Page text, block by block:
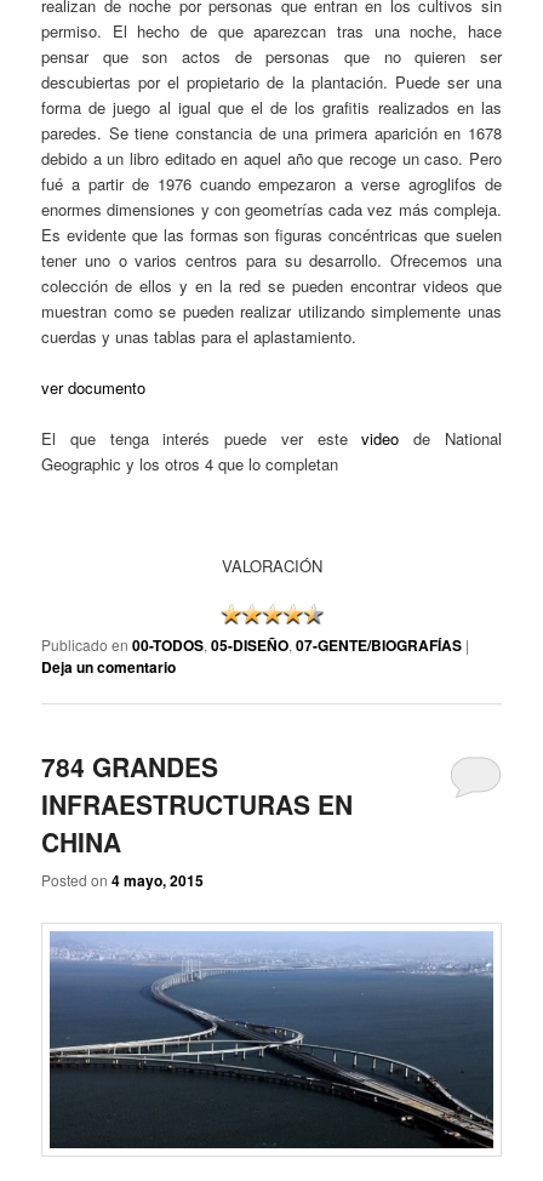
realizan de noche por personas que entran en los cultivos sin
permiso. El hecho de que aparezcan tras una noche, hace
pensar que son actos de personas que no quieren ser
descubiertas por el propietario de la plantación. Puede ser una
forma de juego al igual que el de los grafitis realizados en las
paredes. Se tiene constancia de una primera aparición en 1678
debido a un libro editado en aquel año que recoge un caso. Pero
fué a partir de 1976 cuando empezaron a verse agroglifos de
enormes dimensiones y con geometrías cada vez más compleja.
Es evidente que las formas son figuras concéntricas que suelen
tener uno o varios centros para su desarrollo. Ofrecemos una
colección de ellos y en la red se pueden encontrar videos que
muestran como se pueden realizar utilizando simplemente unas
cuerdas y unas tablas para el aplastamiento.
ver documento
El que tenga interés puede ver estevideo de National
Geographic y los otros 4 que lo completan
VALORACIÓN
Publicado en 00-TODOS,05-DISEÑO,07-GENTE/BIOGRAFÍAS |
Deja un comentario
784 GRANDES
INFRAESTRUCTURAS EN
CHINA
Posted on4 mayo, 2015